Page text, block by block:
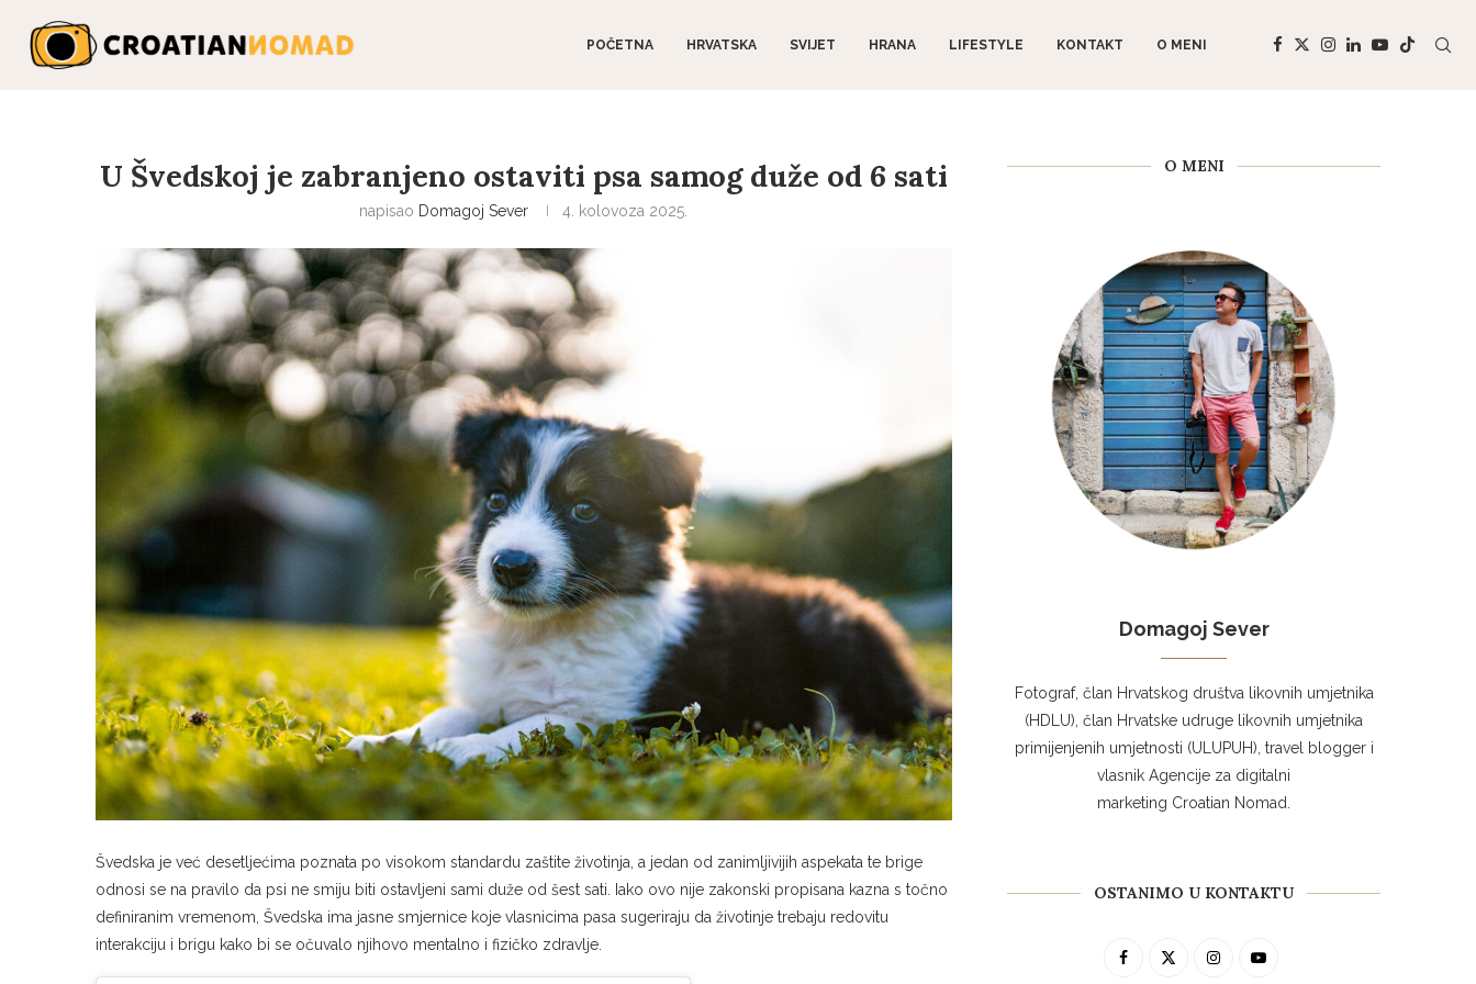
POČETNA HRVATSKA SVIJET HRANA LIFESTYLE KONTAKT O MENI
U Švedskoj je zabranjeno ostaviti psa samog duže od 6 sati
napisao Domagoj Sever 4. kolovoza 2025.
Švedska je već desetljećima poznata po visokom standardu zaštite životinja, a jedan od zanimljivijih aspekata te brige
odnosi se na pravilo da psi ne smiju biti ostavljeni sami duže od šest sati. Iako ovo nije zakonski propisana kazna s točno
definiranim vremenom, Švedska ima jasne smjernice koje vlasnicima pasa sugeriraju da životinje trebaju redovitu
interakciju i brigu kako bi se očuvalo njihovo mentalno i fizičko zdravlje.
O MENI
Domagoj Sever
Fotograf, član Hrvatskog društva likovnih umjetnika
(HDLU), član Hrvatske udruge likovnih umjetnika
primijenjenih umjetnosti (ULUPUH), travel blogger i
vlasnik Agencije za digitalni
marketing Croatian Nomad.
OSTANIMO U KONTAKTU